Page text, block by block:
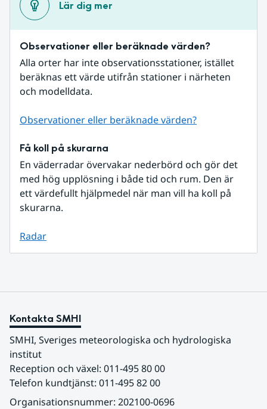
Lär dig mer
Observationer eller beräknade värden?
Alla orter har inte observationsstationer, istället
beräknas ett värde utifrån stationer i närheten
och modelldata.
Observationer eller beräknade värden?
Få koll på skurarna
En väderradar övervakar nederbörd och gör det
med hög upplösning i både tid och rum. Den är
ett värdefullt hjälpmedel när man vill ha koll på
skurarna.
Radar
Kontakta SMHI
SMHI, Sveriges meteorologiska och hydrologiska
institut
Reception och växel: 011-495 80 00
Telefon kundtjänst: 011-495 82 00
Organisationsnummer: 202100-0696